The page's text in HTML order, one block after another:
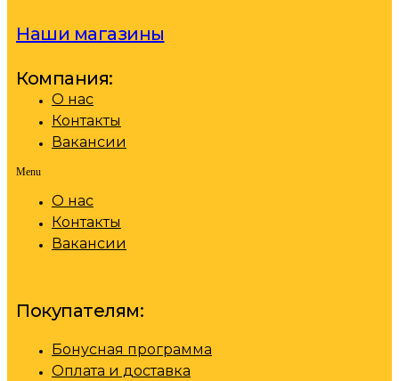
Наши магазины
Компания:
О нас
Контакты
Вакансии
Menu
О нас
Контакты
Вакансии
Покупателям:
Бонусная программа
Оплата и доставка